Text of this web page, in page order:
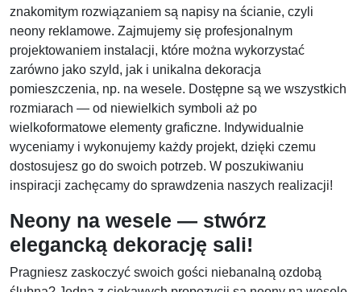
znakomitym rozwiązaniem są napisy na ścianie, czyli
neony reklamowe. Zajmujemy się profesjonalnym
projektowaniem instalacji, które można wykorzystać
zarówno jako szyld, jak i unikalna dekoracja
pomieszczenia, np. na wesele. Dostępne są we wszystkich
rozmiarach — od niewielkich symboli aż po
wielkoformatowe elementy graficzne. Indywidualnie
wyceniamy i wykonujemy każdy projekt, dzięki czemu
dostosujesz go do swoich potrzeb. W poszukiwaniu
inspiracji zachęcamy do sprawdzenia naszych realizacji!
Neony na wesele — stwórz
elegancką dekorację sali!
Pragniesz zaskoczyć swoich gości niebanalną ozdobą